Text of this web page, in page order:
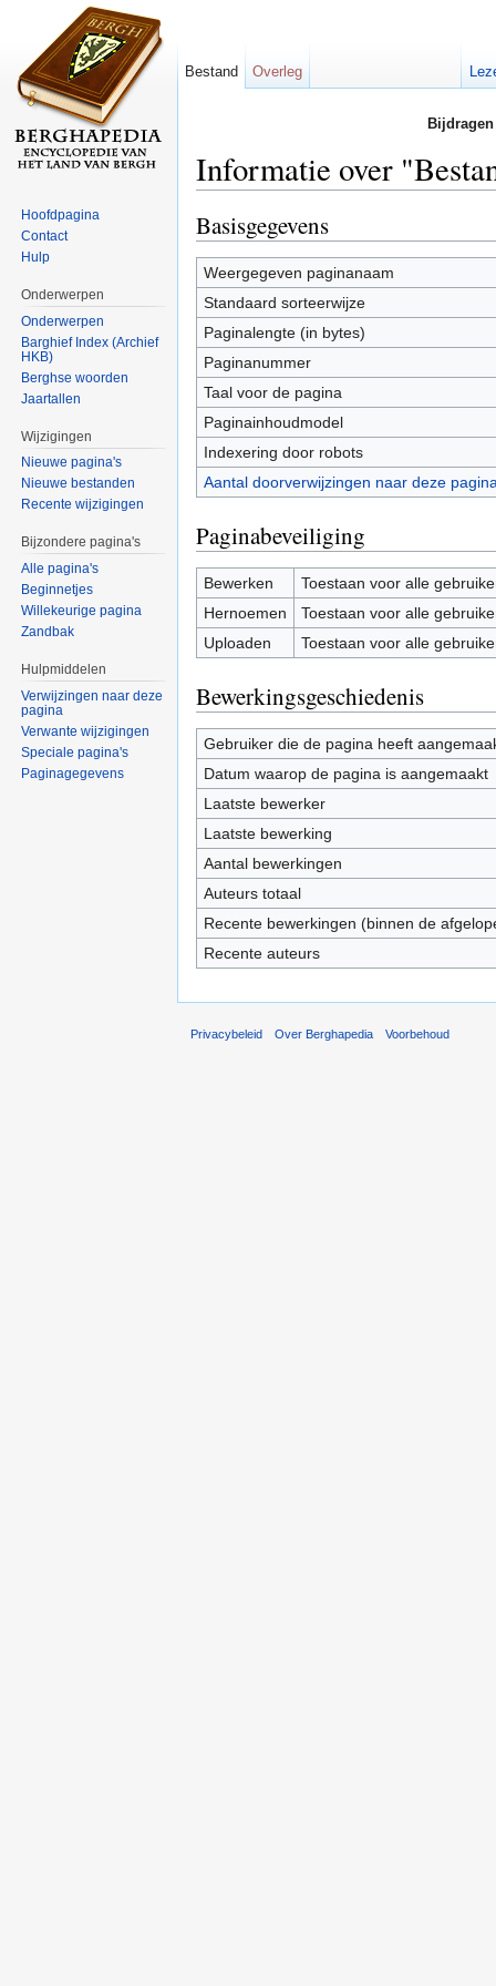
Informatie over
Basisgegevens
Weergegeven paginanaam
Standaard sorteerwijze
Paginalengte (in bytes)
Paginanummer
Taal voor de pagina
Paginainhoudmodel
Indexering door robots
Aantal doorverwijzingen naar deze
Paginabeveiliging
Bewerken
Toestaan voor alle
Hernoemen
Toestaan voor alle
Uploaden
Toestaan voor alle
Bewerkingsgeschiedenis
Gebruiker die de pagina heeft
Datum waarop de pagina is aangemaakt
Laatste bewerker
Laatste bewerking
Aantal bewerkingen
Auteurs totaal
Recente bewerkingen (binnen de
Recente auteurs
Bestand Overleg
Hoofdpagina
Contact
Hulp
Onderwerpen
Onderwerpen
Barghief Index (Archief
HKB)
Berghse woorden
Jaartallen
Wijzigingen
Nieuwe pagina's
Nieuwe bestanden
Recente wijzigingen
Bijzondere pagina's
Alle pagina's
Beginnetjes
Willekeurige pagina
Zandbak
Hulpmiddelen
Verwijzingen naar deze
pagina
Verwante wijzigingen
Speciale pagina's
Paginagegevens
Privacybeleid Over Berghapedia Voorbehoud